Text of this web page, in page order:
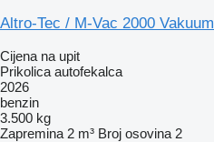
Altro-Tec / M-Vac 2000
Cijena na upit
Prikolica autofekalca
2026
benzin
3.500 kg
Zapremina 2 m³ Broj osovina 2